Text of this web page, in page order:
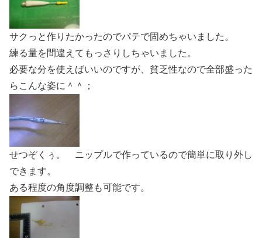
サクっと作りたかったのでパテで固めちゃいました。
練る量を間違えてもっさりしちゃいました。
必要な分を使えばいいのですが、貧乏性なので全部盛った
らこんな姿に＾＾；
せつぞくぅ。 ニップルで作っているので簡単に取り外し
できます。
ある程度の角度調整も可能です。